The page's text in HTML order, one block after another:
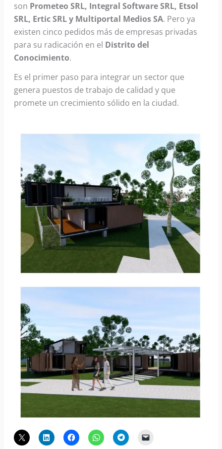
son Prometeo SRL, Integral Software SRL, Etsol
SRL, Ertic SRL y Multiportal Medios SA. Pero ya
existen cinco pedidos más de empresas privadas
para su radicación en el Distrito del
Conocimiento.
Es el primer paso para integrar un sector que
genera puestos de trabajo de calidad y que
promete un crecimiento sólido en la ciudad.